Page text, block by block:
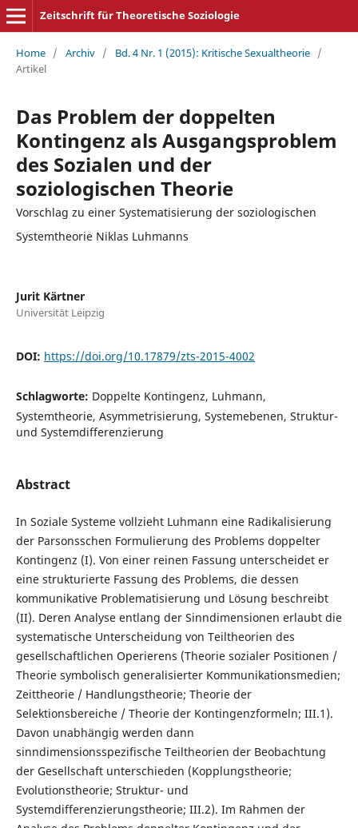
Zeitschrift für Theoretische Soziologie
Home / Archiv / Bd. 4 Nr. 1 (2015): Kritische Sexualtheorie /
Artikel
Das Problem der doppelten
Kontingenz als Ausgangsproblem
des Sozialen und der
soziologischen Theorie
Vorschlag zu einer Systematisierung der soziologischen
Systemtheorie Niklas Luhmanns
Jurit Kärtner
Universität Leipzig
DOI: https://doi.org/10.17879/zts-2015-4002
Schlagworte: Doppelte Kontingenz, Luhmann,
Systemtheorie, Asymmetrisierung, Systemebenen, Struktur-
und Systemdifferenzierung
Abstract
In Soziale Systeme vollzieht Luhmann eine Radikalisierung
der Parsonsschen Formulierung des Problems doppelter
Kontingenz (I). Von einer reinen Fassung unterscheidet er
eine strukturierte Fassung des Problems, die dessen
kommunikative Problematisierung und Lösung beschreibt
(II). Deren Analyse entlang der Sinndimensionen erlaubt die
systematische Unterscheidung von Teiltheorien des
gesellschaftlichen Operierens (Theorie sozialer Positionen /
Theorie symbolisch generalisierter Kommunikationsmedien;
Zeittheorie / Handlungstheorie; Theorie der
Selektionsbereiche / Theorie der Kontingenzformeln; III.1).
Davon unabhängig werden dann
sinndimensionsspezifische Teiltheorien der Beobachtung
der Gesellschaft unterschieden (Kopplungstheorie;
Evolutionstheorie; Struktur- und
Systemdifferenzierungstheorie; III.2). Im Rahmen der